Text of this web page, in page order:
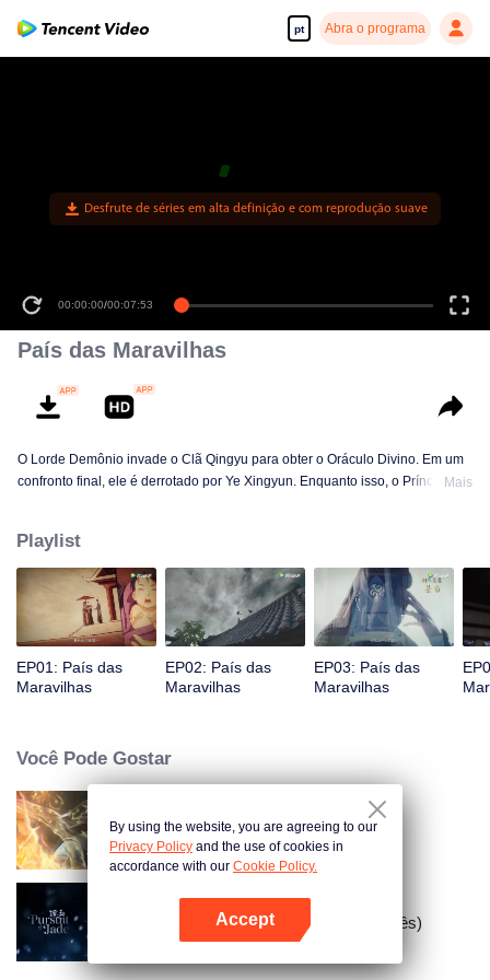
pt Abra o programa
Abra o programa
Desfrute de séries em alta definição e com reprodução suave
00:00:00/00:07:53
País das Maravilhas
O Lorde Demônio invade o Clã Qingyu para obter o Oráculo Divino. Em um
confronto final, ele é derrotado por Ye Xingyun. Enquanto isso, o Príncipe Qi
misteriosa, An Yun, aparece e se envolve na rivalidade entre o Lorde
Demônio e Ye Xingyun.
Mais
Playlist
EP01: País das
Maravilhas
EP02: País das
Maravilhas
EP03: País das
Maravilhas
Você Pode Gostar
Mundo dos Imortais
Busca por Jade (Versão em Inglês)
By using the website, you are agreeing to our
Privacy Policy and the use of cookies in
accordance with our Cookie Policy.
Accept